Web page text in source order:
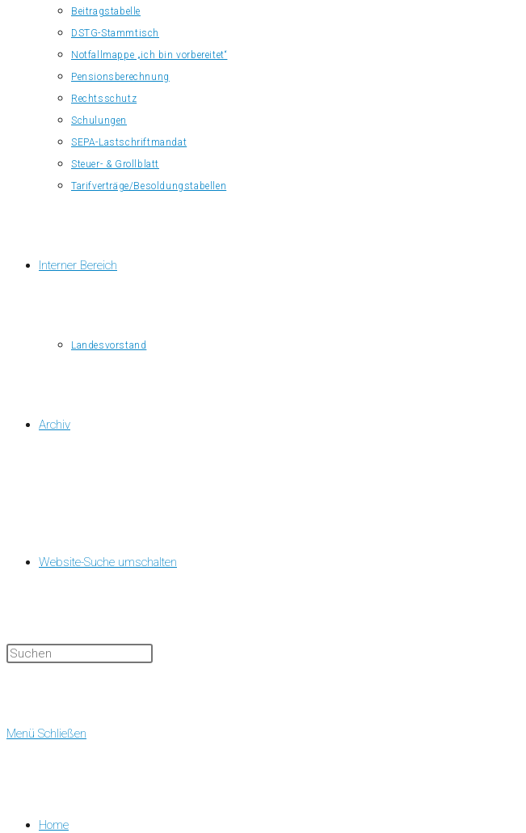
Beitragstabelle
DSTG-Stammtisch
Notfallmappe „ich bin vorbereitet“
Pensionsberechnung
Rechtsschutz
Schulungen
SEPA-Lastschriftmandat
Steuer- & Grollblatt
Tarifverträge/Besoldungstabellen
Interner Bereich
Landesvorstand
Archiv
Website-Suche umschalten
Menü Schließen
Home